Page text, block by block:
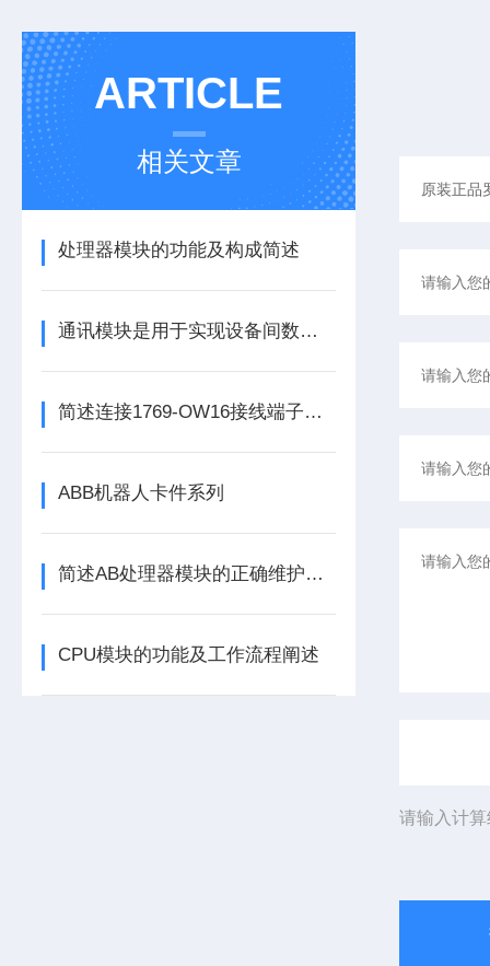
ARTICLE
相关文章
处理器模块的功能及构成简述
通讯模块是用于实现设备间数据传输与通信的集成化硬件组件
简述连接1769-OW16接线端子所需要注意的事项
ABB机器人卡件系列
简述AB处理器模块的正确维护保养方法
CPU模块的功能及工作流程阐述
请输入计